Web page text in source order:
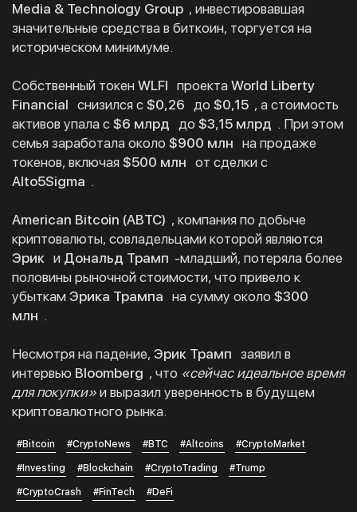
Media & Technology Group , инвестировавшая
значительные средства в биткоин, торгуется на
историческом минимуме.
Собственный токен WLFI проекта World Liberty
Financial снизился с $0,26 до $0,15 , а стоимость
активов упала с $6 млрд до $3,15 млрд . При этом
семья заработала около $900 млн на продаже
токенов, включая $500 млн от сделки с
Alto5Sigma .
American Bitcoin (ABTC) , компания по добыче
криптовалюты, совладельцами которой являются
Эрик и Дональд Трамп -младший, потеряла более
половины рыночной стоимости, что привело к
убыткам Эрика Трампа на сумму около $300
млн .
Несмотря на падение, Эрик Трамп заявил в
интервью Bloomberg , что «сейчас идеальное время
для покупки» и выразил уверенность в будущем
криптовалютного рынка.
#Bitcoin #CryptoNews #BTC #Altcoins #CryptoMarket
#Investing #Blockchain #CryptoTrading #Trump
#CryptoCrash #FinTech #DeFi